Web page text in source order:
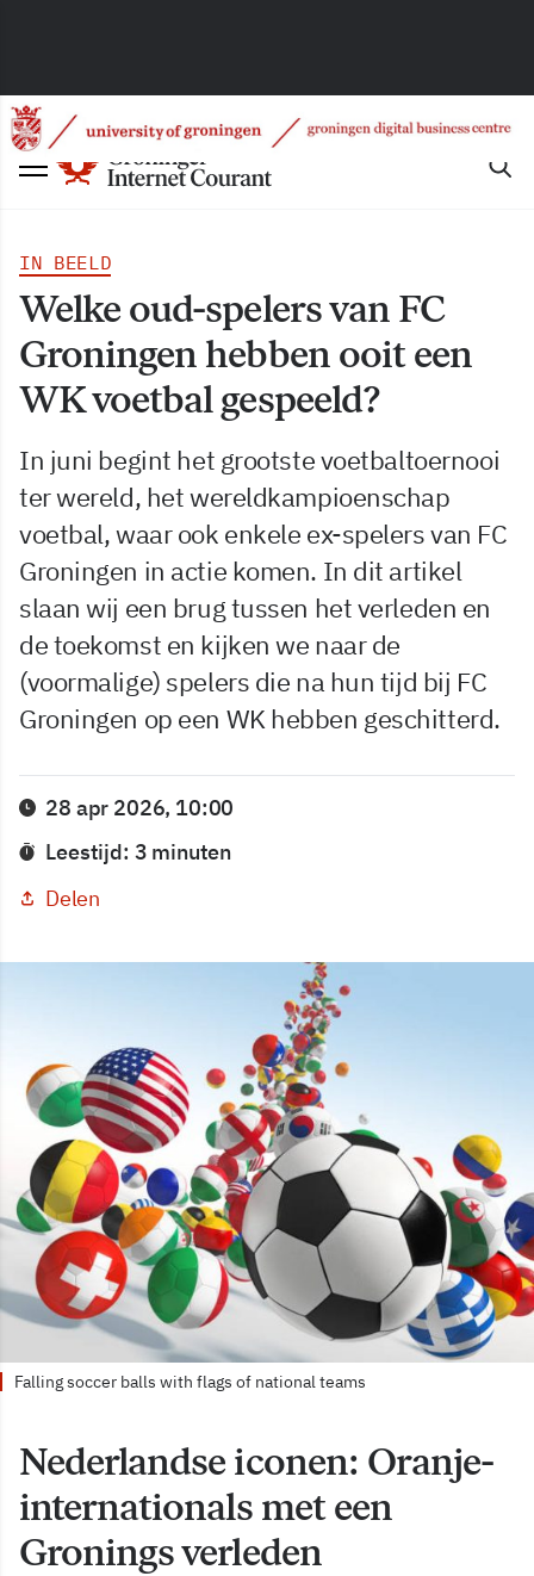
IN BEELD
Welke oud-spelers van FC
Groningen hebben ooit een
WK voetbal gespeeld?
In juni begint het grootste voetbaltoernooi
ter wereld, het wereldkampioenschap
voetbal, waar ook enkele ex-spelers van FC
Groningen in actie komen. In dit artikel
slaan wij een brug tussen het verleden en
de toekomst en kijken we naar de
(voormalige) spelers die na hun tijd bij FC
Groningen op een WK hebben geschitterd.
28 apr 2026, 10:00
Leestijd: 3 minuten
Delen
Falling soccer balls with flags of national teams
Nederlandse iconen: Oranje-
internationals met een
Gronings verleden